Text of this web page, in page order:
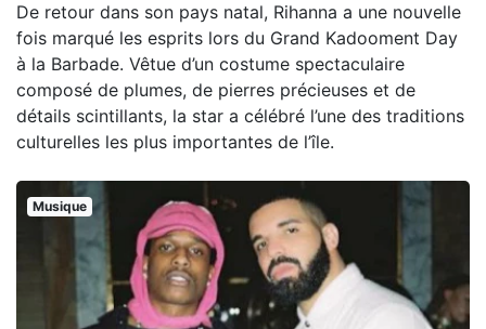
De retour dans son pays natal, Rihanna a une nouvelle
fois marqué les esprits lors du Grand Kadooment Day
à la Barbade. Vêtue d’un costume spectaculaire
composé de plumes, de pierres précieuses et de
détails scintillants, la star a célébré l’une des traditions
culturelles les plus importantes de l’île.
Musique